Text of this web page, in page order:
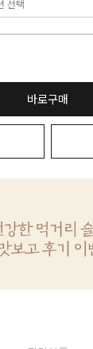
바로구매